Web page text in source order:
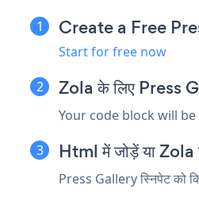
Create a Free
Start for free now
Zola के लिए Press
Your code block will
Html में जोड़ें या Zola
Press Gallery स्निपेट को